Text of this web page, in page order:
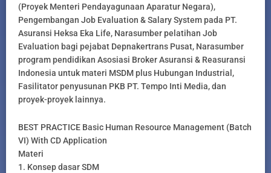
(Proyek Menteri Pendayagunaan Aparatur Negara),
Pengembangan Job Evaluation & Salary System pada PT.
Asuransi Heksa Eka Life, Narasumber pelatihan Job
Evaluation bagi pejabat Depnakertrans Pusat, Narasumber
program pendidikan Asosiasi Broker Asuransi & Reasuransi
Indonesia untuk materi MSDM plus Hubungan Industrial,
Fasilitator penyusunan PKB PT. Tempo Inti Media, dan
proyek-proyek lainnya.
BEST PRACTICE Basic Human Resource Management (Batch
VI) With CD Application
Materi
1. Konsep dasar SDM